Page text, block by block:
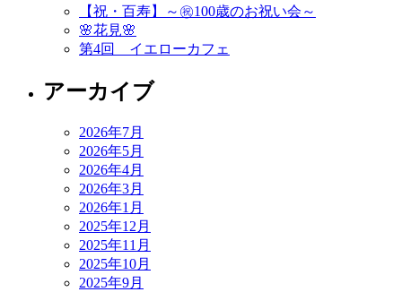
【祝・百寿】～㊗️100歳のお祝い会～
🌸花見🌸
第4回 イエローカフェ
アーカイブ
2026年7月
2026年5月
2026年4月
2026年3月
2026年1月
2025年12月
2025年11月
2025年10月
2025年9月